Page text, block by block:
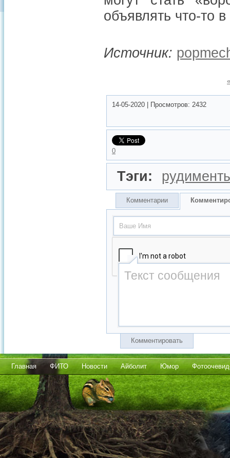
объявлять что-то
Источник:
14-05-2020 Просмотров: 2432
0
Тэги:
Комментарии
Комментировать
Главная ФИТО Новости Айболит Юмор